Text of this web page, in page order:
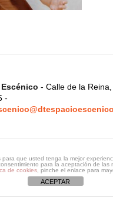
- Calle de la
-
para que usted tenga la mejor
para la aceptación de las
de cookies , pinche el enlace para
ACEPTAR